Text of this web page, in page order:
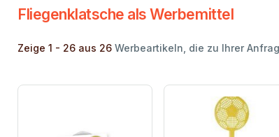
Fliegenklatsche als Werbemittel
Zeige 1 - 26 aus 26 Werbeartikeln, die zu Ihrer